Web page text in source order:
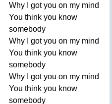
Why got you on my mind
You think you know
somebody
Why
got you on my mind
You think you know
somebody
Why
got you on my mind
You think you know
somebody